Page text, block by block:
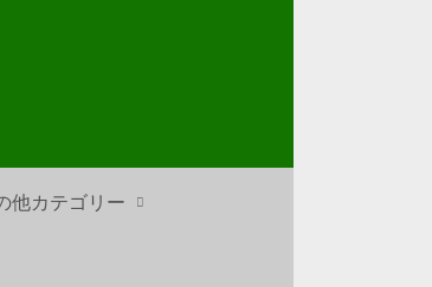
他カテゴリー